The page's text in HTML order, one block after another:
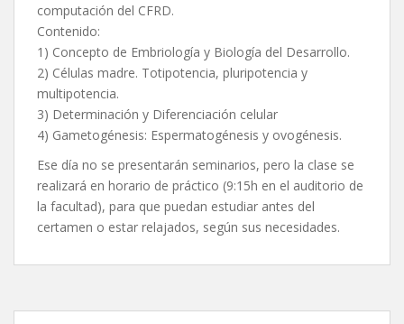
computación del CFRD.
Contenido:
1) Concepto de Embriología y Biología del Desarrollo.
2) Células madre. Totipotencia, pluripotencia y
multipotencia.
3) Determinación y Diferenciación celular
4) Gametogénesis: Espermatogénesis y ovogénesis.
Ese día no se presentarán seminarios, pero la clase se
realizará en horario de práctico (9:15h en el auditorio de
la facultad), para que puedan estudiar antes del
certamen o estar relajados, según sus necesidades.